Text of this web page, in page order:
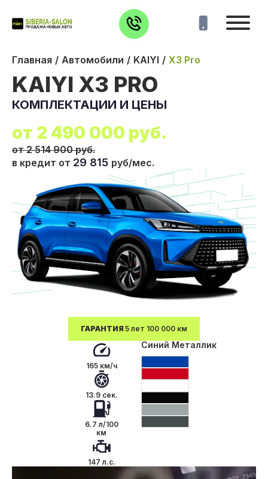
Главная Автомобили KAIYI X3 Pro
165 км/ч
13.9 сек.
6.7 л/100
км
147 л.с.
Синий Металлик
ГАРАНТИЯ 5 лет 100 000 км
KAIYI X3 PRO
КОМПЛЕКТАЦИИ И ЦЕНЫ
от 2 490 000 руб.
от 2 514 900 руб.
в кредит от 29 815 руб/мес.